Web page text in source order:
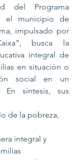
del Programa
el municipio de
impulsado por
busca la
integral de
en situación o
social en un
En síntesis, sus
de la pobreza,
integral y